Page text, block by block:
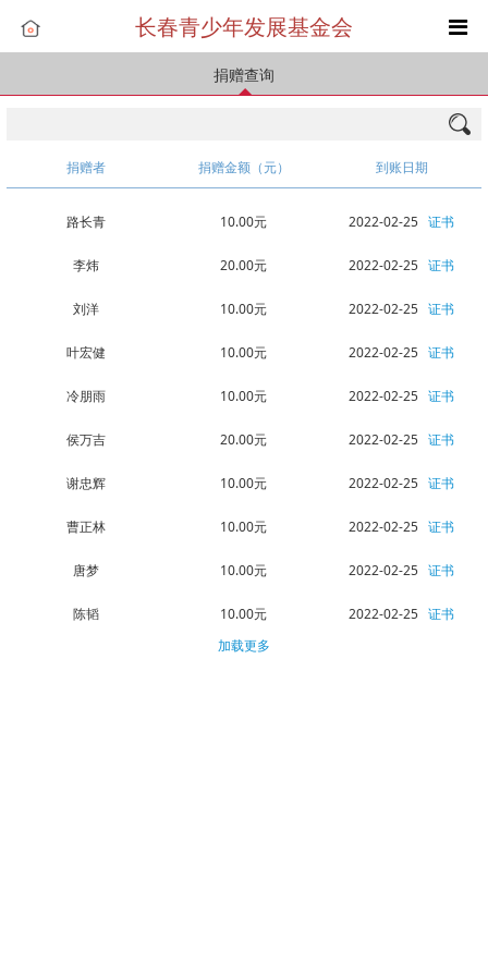
长春青少年发展基金会
捐赠查询
捐赠者 捐赠金额（元） 到账日期
路长青 10.00元 2022-02-25证书
李炜 20.00元 2022-02-25证书
刘洋 10.00元 2022-02-25证书
叶宏健 10.00元 2022-02-25证书
冷朋雨 10.00元 2022-02-25证书
侯万吉 20.00元 2022-02-25证书
谢忠辉 10.00元 2022-02-25证书
曹正林 10.00元 2022-02-25证书
唐梦 10.00元 2022-02-25证书
陈韬 10.00元 2022-02-25证书
加载更多